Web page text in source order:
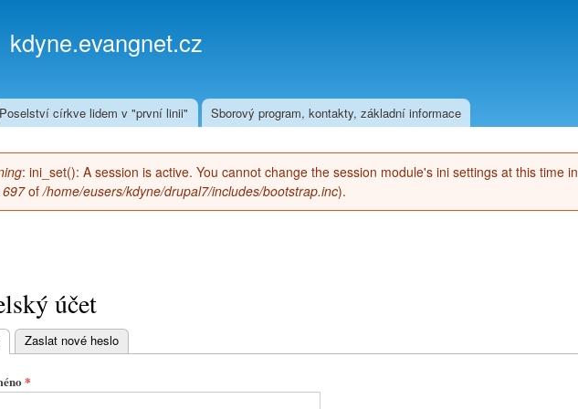
kdyne.evangnet.cz
Poselství církve lidem v "první linii" Sborový program, kontakty, základní informace
zpráva
: ini_set(): A session is active. You cannot change the session module's ini settings at this time in
697of/home/eusers/kdyne/drupal7/includes/bootstrap.inc).
účet
(aktivní záložka)
Zaslat nové heslo
*